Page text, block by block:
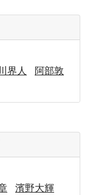
界人
阿部敦
濱野大輝